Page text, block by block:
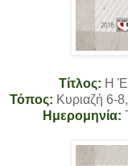
Τίτλος: Η
Τόπος: Κυριαζή 6-
Ημερομηνία: